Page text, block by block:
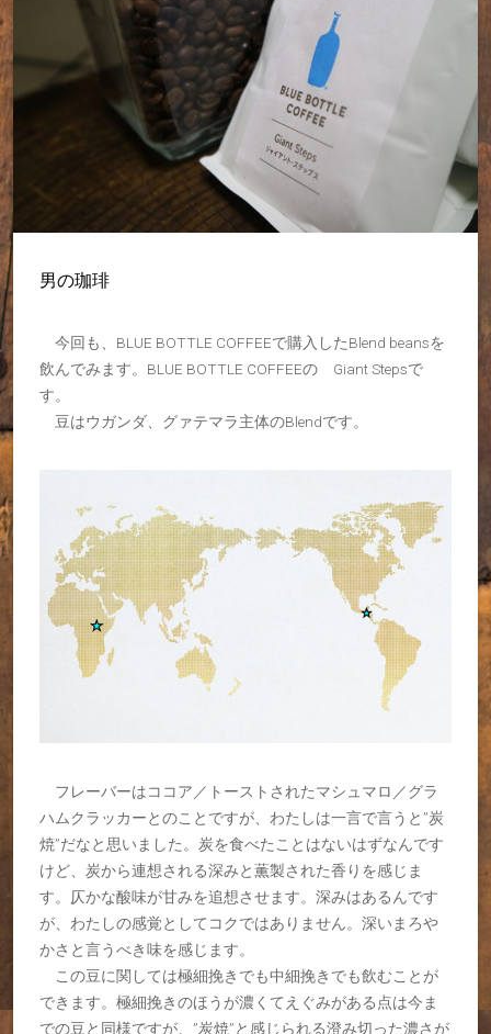
男の珈琲
今回も、BLUE BOTTLE COFFEEで購入したBlend beansを
飲んでみます。BLUE BOTTLE COFFEEの Giant Stepsで
す。
豆はウガンダ、グァテマラ主体のBlendです。
フレーバーはココア／トーストされたマシュマロ／グラ
ハムクラッカーとのことですが、わたしは一言で言うと”炭
焼”だなと思いました。炭を食べたことはないはずなんです
けど、炭から連想される深みと薫製された香りを感じま
す。仄かな酸味が甘みを追想させます。深みはあるんです
が、わたしの感覚としてコクではありません。深いまろや
かさと言うべき味を感じます。
この豆に関しては極細挽きでも中細挽きでも飲むことが
できます。極細挽きのほうが濃くてえぐみがある点は今ま
での豆と同様ですが、”炭焼”と感じられる澄み切った濃さが